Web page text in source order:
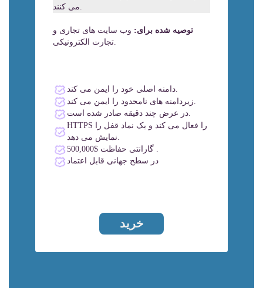
توصیه شده برای: وب سایت های تجاری و
دامنه اصلی خود را ایمن می کند.
در عرض چند دقیقه صادر شده است.
HTTPS را فعال می کند و یک نماد قفل را
در سطح جهانی قابل اعتماد
خرید